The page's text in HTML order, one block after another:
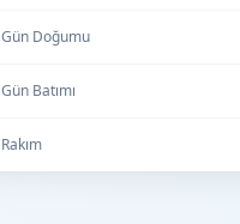
Gün Doğumu
Gün Batımı
Rakım